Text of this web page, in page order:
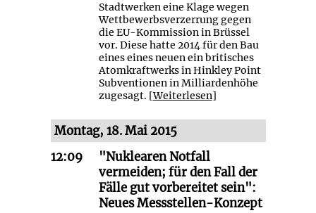
Stadtwerken eine Klage wegen
Wettbewerbsverzerrung gegen
die EU-Kommission in Brüssel
vor. Diese hatte 2014 für den Bau
eines eines neuen ein britisches
Atomkraftwerks in Hinkley Point
Subventionen in Milliardenhöhe
zugesagt. [Weiterlesen]
Montag, 18. Mai 2015
12:09
"Nuklearen Notfall
vermeiden; für den Fall der
Fälle gut vorbereitet sein":
Neues Messstellen-Konzept